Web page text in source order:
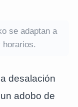
se adaptan a
desalación
adobo de